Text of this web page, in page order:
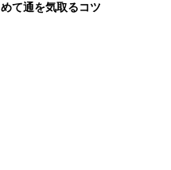
めて通を気取るコツ